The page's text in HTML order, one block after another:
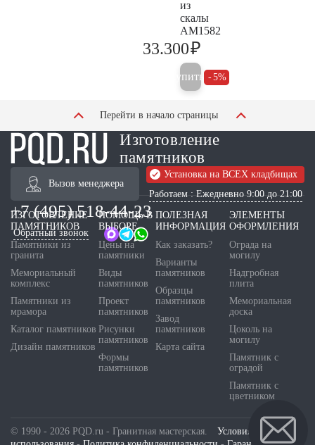
из
скалы
AM1582
33.300₽
Купить 5%
Перейти в начало страницы
Изготовление
памятников
Вызов менеджера
Установка на ВСЕХ кладбищах
Работаем : Ежедневно 9:00 до 21:00
+7 (495) 518-44-23
Обратный звонок
ИЗГОТОВЛЕНИЕ
ПАМЯТНИКОВ
Памятники из
гранита
Мемориальный
комплекс
Памятники из
мрамора
Каталог памятников
Дизайн памятников
ПОМОЩЬ В
ВЫБОРЕ
Цены на
памятники
Виды
памятников
Проект
памятников
Рисунки
памятников
Формы
памятников
ПОЛЕЗНАЯ
ИНФОРМАЦИЯ
Как заказать?
Варианты
памятников
Образцы
памятников
Завод
памятников
Карта сайта
ЭЛЕМЕНТЫ
ОФОРМЛЕНИЯ
Ограда на
могилу
Надгробная
плита
Мемориальная
доска
Цоколь на
могилу
Памятник с
оградой
Памятник с
цветником
© 1990 - 2026 PQD.ru - Гранитная мастерская. Условия